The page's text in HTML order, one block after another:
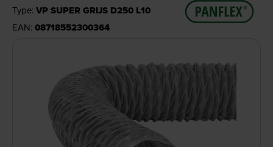
Type: VP SUPER GRIJS D250 L10
EAN: 08718552300364